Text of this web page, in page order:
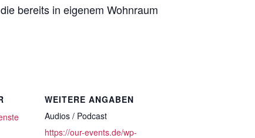
bereits in eigenem Wohnraum
WEITERE ANGABEN
Audios / Podcast
https://our-events.de/wp-